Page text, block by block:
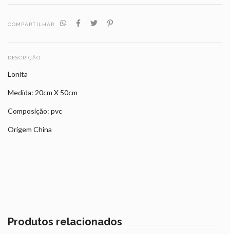
COMPARTILHAR
DESCRIÇÃO
Lonita
Medida: 20cm X 50cm
Composição: pvc
Origem China
Produtos relacionados